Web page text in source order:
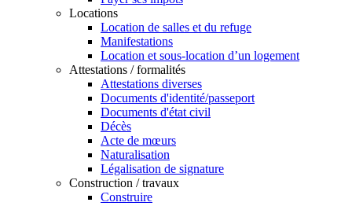
Locations
Location de salles et du refuge
Manifestations
Location et sous-location d’un logement
Attestations / formalités
Attestations diverses
Documents d'identité/passeport
Documents d'état civil
Décès
Acte de mœurs
Naturalisation
Légalisation de signature
Construction / travaux
Construire